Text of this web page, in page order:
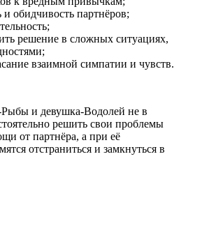
обидчивость партнёров;
решение в сложных ситуациях,
взаимной симпатии и чувств.
Рыбы и девушка-Водолей не в
решить свои проблемы
от партнёра, а при её
отстраниться и замкнуться в